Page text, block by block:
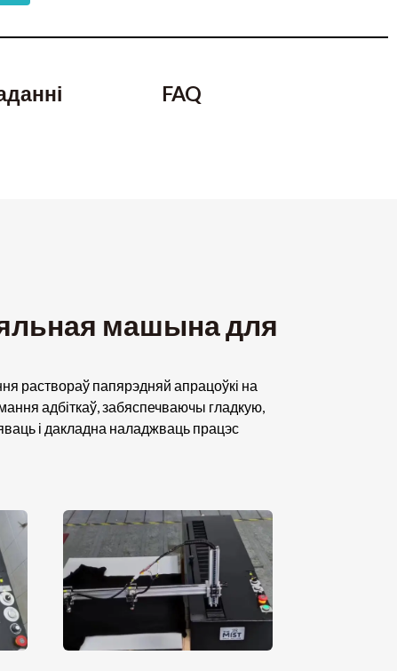
FAQ
машына для
раствораў папярэдняй апрацоўкі на
адбіткаў, забяспечваючы гладкую,
і дакладна наладжваць працэс